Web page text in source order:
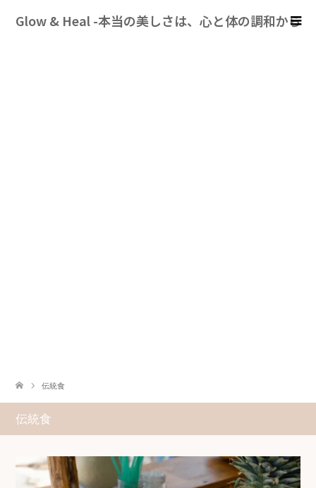
Glow & Heal -本当の美しさは、心と体の調和から
伝統食
伝統食